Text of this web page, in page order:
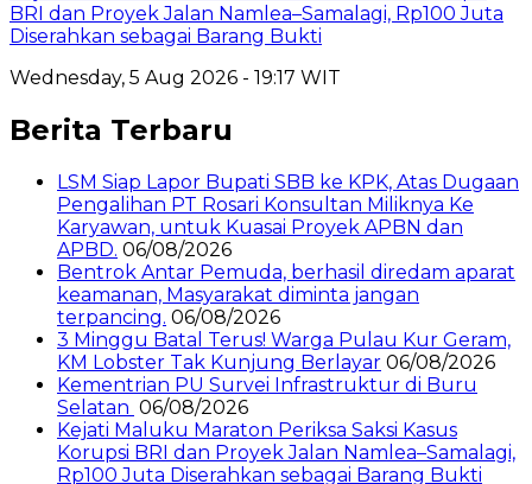
BRI dan Proyek Jalan Namlea–Samalagi, Rp100 Juta
Diserahkan sebagai Barang Bukti
Wednesday, 5 Aug 2026 - 19:17 WIT
Berita Terbaru
LSM Siap Lapor Bupati SBB ke KPK, Atas Dugaan
Pengalihan PT Rosari Konsultan Miliknya Ke
Karyawan, untuk Kuasai Proyek APBN dan
APBD. 06/08/2026
Bentrok Antar Pemuda, berhasil diredam aparat
keamanan, Masyarakat diminta jangan
terpancing. 06/08/2026
3 Minggu Batal Terus! Warga Pulau Kur Geram,
KM Lobster Tak Kunjung Berlayar 06/08/2026
Kementrian PU Survei Infrastruktur di Buru
Selatan 06/08/2026
Kejati Maluku Maraton Periksa Saksi Kasus
Korupsi BRI dan Proyek Jalan Namlea–Samalagi,
Rp100 Juta Diserahkan sebagai Barang Bukti